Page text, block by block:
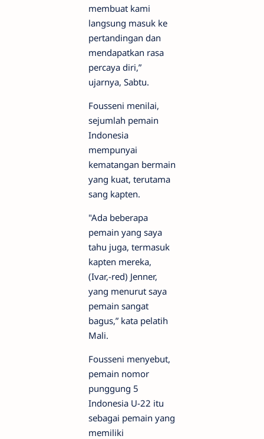
membuat kami
langsung masuk ke
pertandingan dan
mendapatkan rasa
percaya diri,”
ujarnya, Sabtu.
Fousseni menilai,
sejumlah pemain
Indonesia
mempunyai
kematangan bermain
yang kuat, terutama
sang kapten.
"Ada beberapa
pemain yang saya
tahu juga, termasuk
kapten mereka,
(Ivar,-red) Jenner,
yang menurut saya
pemain sangat
bagus,” kata pelatih
Mali.
Fousseni menyebut,
pemain nomor
punggung 5
Indonesia U-22 itu
sebagai pemain yang
memiliki